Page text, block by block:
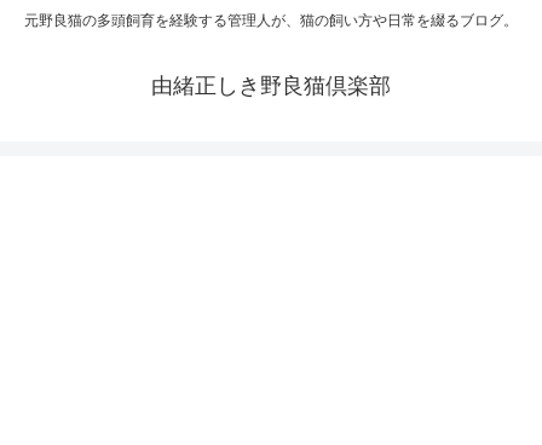
元野良猫の多頭飼育を経験する管理人が、猫の飼い方や日常を綴るブログ。
由緒正しき野良猫倶楽部